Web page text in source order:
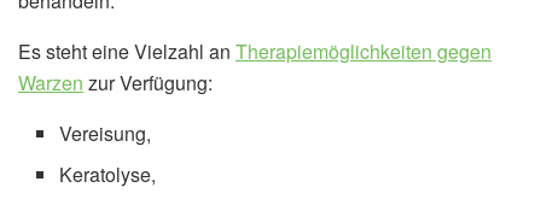
Es steht eine Vielzahl an Therapiemöglichkeiten gegen
Warzen zur Verfügung:
Vereisung,
Keratolyse,